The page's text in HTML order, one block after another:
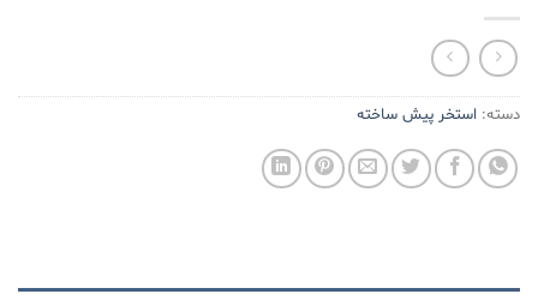
دسته: استخر پیش ساخته